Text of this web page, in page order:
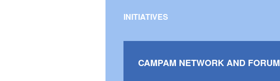
INITIATIVES
CAMPAM NETWORK AND FORUM